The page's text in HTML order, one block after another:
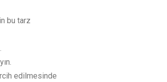
bu tarz
edilmesinde